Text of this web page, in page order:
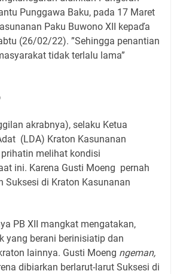
Punggawa Baku, pada 17 Maret
Paku Buwono XII kepaďa
(26/02/22). ”Sehingga penantian
tidak terlalu lama”
akrabnya), selaku Ketua
(LDA) Kraton Kasunanan
melihat kondisi
ini. Karena Gusti Moeng pernah
Suksesi di Kraton Kasunanan
PB XII mangkat mengatakan,
yang berani berinisiatip dan
lainnya. Gusti Moeng ngeman,
dibiarkan berlarut-larut Suksesi di